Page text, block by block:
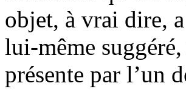
objet, à vrai dire,
lui-même
présente par l’un